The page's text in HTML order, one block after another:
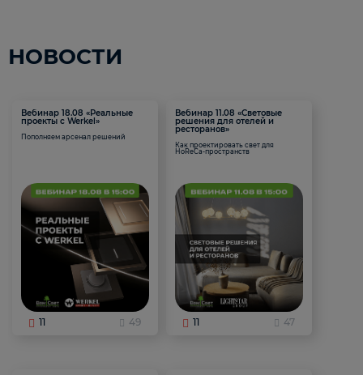
НОВОСТИ
Вебинар 18.08 «Реальные
проекты с Werkel»
Пополняем арсенал решений
11 49
Вебинар 11.08 «Световые
решения для отелей и
ресторанов»
Как проектировать свет для
HoReCa-пространств
11 47